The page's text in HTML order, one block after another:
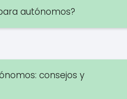
autónomos?
consejos y